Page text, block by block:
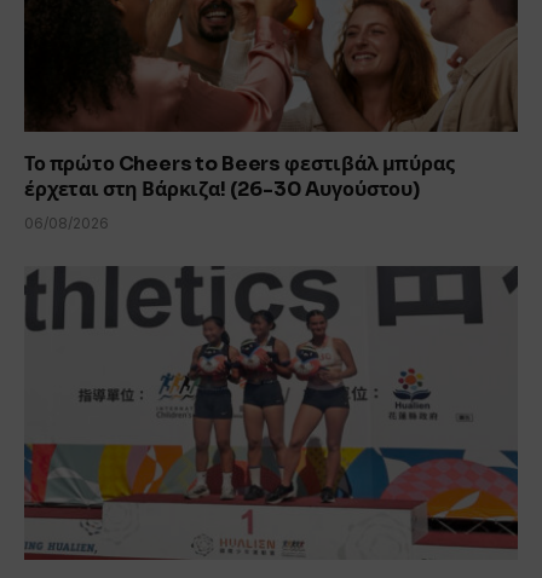
Το πρώτο Cheers to Beers φεστιβάλ μπύρας
έρχεται στη Βάρκιζα! (26-30 Aυγούστου)
06/08/2026